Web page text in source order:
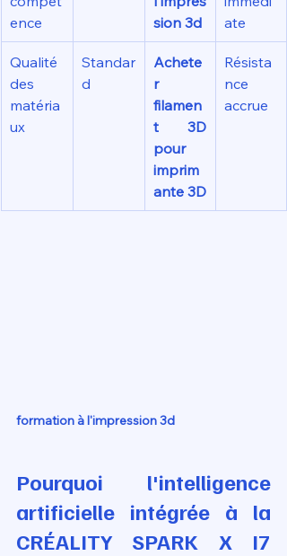
ence
sion 3d
ate
Qualité
des
matéria
ux
Standar
d
Achete
r
filamen
t 3D
pour
imprim
ante 3D
Résista
nce
accrue
formation à l'impression 3d
Pourquoi l'intelligence
artificielle intégrée à la
CRÉALITY SPARK X I7